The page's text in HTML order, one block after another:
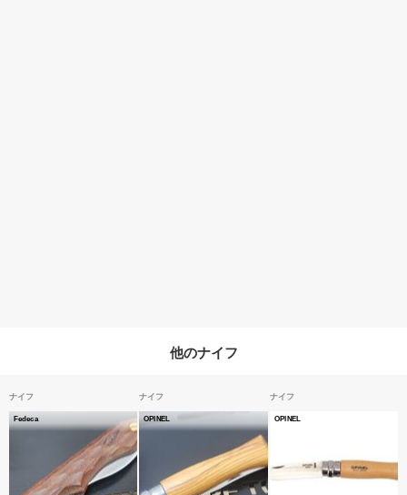
他のナイフ
ナイフ
Fedeca
ナイフ
OPINEL
ナイフ
OPINEL